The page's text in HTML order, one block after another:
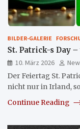
BILDER-GALERIE
St. Patrick-s Day
10. März 2026
Der Feiertag St.
nicht nur in Irland,
Continue Reading